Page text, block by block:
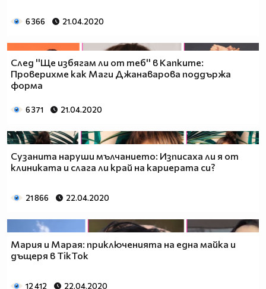
6 366 21.04.2020
След ''Ще избягам ли от теб'' в Капките:
Проверихме как Маги Джанаварова поддържа
форма
6 371 21.04.2020
Сузанита наруши мълчанието: Изписаха ли я от
клиниката и слага ли край на кариерата си?
21 866 22.04.2020
Мария и Марая: приключенията на една майка и
дъщеря в TikTok
12 412 22.04.2020